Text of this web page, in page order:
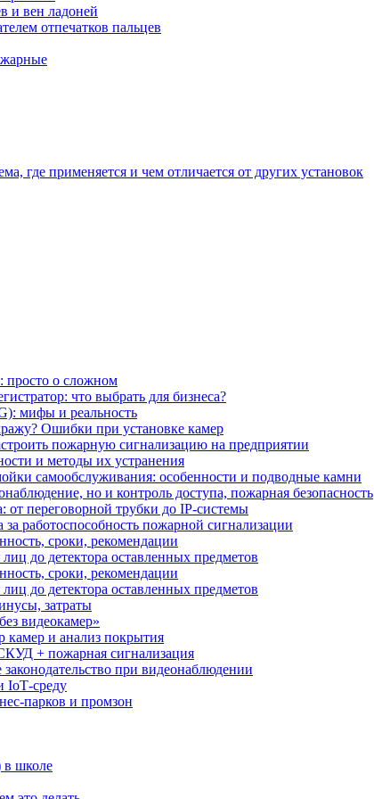
и вен ладоней
отпечатков пальцев
где применяется и чем отличается от других установок
просто о сложном
что выбрать для бизнеса?
мифы и реальность
Ошибки при установке камер
пожарную сигнализацию на предприятии
и методы их устранения
самообслуживания: особенности и подводные камни
но и контроль доступа, пожарная безопасность
переговорной трубки до IP-системы
за работоспособность пожарной сигнализации
сроки, рекомендации
до детектора оставленных предметов
сроки, рекомендации
до детектора оставленных предметов
затраты
видеокамер»
камер и анализ покрытия
+ пожарная сигнализация
при видеонаблюдении
IoT‑среду
и промзон
в школе